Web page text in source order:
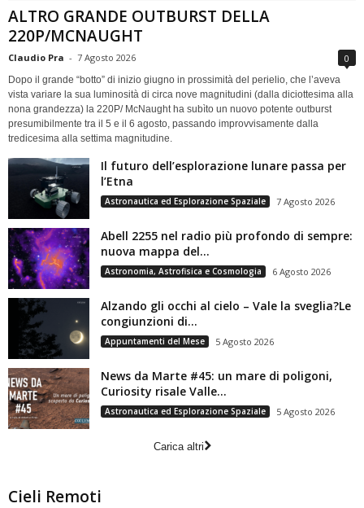
ALTRO GRANDE OUTBURST DELLA
220P/MCNAUGHT
Claudio Pra - 7 Agosto 2026 0
Dopo il grande “botto” di inizio giugno in prossimità del perielio, che l’aveva
vista variare la sua luminosità di circa nove magnitudini (dalla diciottesima alla
nona grandezza) la 220P/ McNaught ha subìto un nuovo potente outburst
presumibilmente tra il 5 e il 6 agosto, passando improvvisamente dalla
tredicesima alla settima magnitudine.
Il futuro dell’esplorazione lunare passa per
l’Etna
Astronautica ed Esplorazione Spaziale 7 Agosto 2026
Abell 2255 nel radio più profondo di sempre:
nuova mappa del...
Astronomia, Astrofisica e Cosmologia 6 Agosto 2026
Alzando gli occhi al cielo – Vale la sveglia?Le
congiunzioni di...
Appuntamenti del Mese 5 Agosto 2026
News da Marte #45: un mare di poligoni,
Curiosity risale Valle...
Astronautica ed Esplorazione Spaziale 5 Agosto 2026
Carica altri
Cieli Remoti